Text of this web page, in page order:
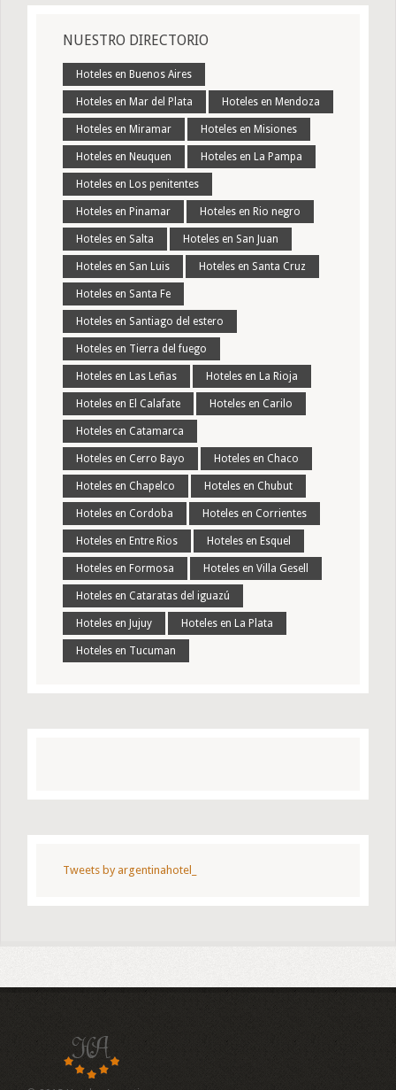
NUESTRO DIRECTORIO
Hoteles en Buenos Aires
Hoteles en Mar del Plata Hoteles en Mendoza
Hoteles en Miramar Hoteles en Misiones
Hoteles en Neuquen Hoteles en La Pampa
Hoteles en Los penitentes
Hoteles en Pinamar Hoteles en Rio negro
Hoteles en Salta Hoteles en San Juan
Hoteles en San Luis Hoteles en Santa Cruz
Hoteles en Santa Fe
Hoteles en Santiago del estero
Hoteles en Tierra del fuego
Hoteles en Las Leñas Hoteles en La Rioja
Hoteles en El Calafate Hoteles en Carilo
Hoteles en Catamarca
Hoteles en Cerro Bayo Hoteles en Chaco
Hoteles en Chapelco Hoteles en Chubut
Hoteles en Cordoba Hoteles en Corrientes
Hoteles en Entre Rios Hoteles en Esquel
Hoteles en Formosa Hoteles en Villa Gesell
Hoteles en Cataratas del iguazú
Hoteles en Jujuy Hoteles en La Plata
Hoteles en Tucuman
Tweets by argentinahotel_